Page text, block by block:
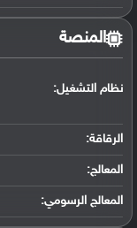
المنصة
نظام التشغيل:
الرقاقة:
المعالج:
المعالج الرسومي: